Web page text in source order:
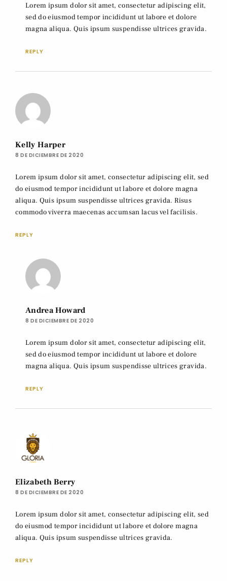
Lorem ipsum dolor sit amet, consectetur adipiscing elit,
sed do eiusmod tempor incididunt ut labore et dolore
magna aliqua. Quis ipsum suspendisse ultrices gravida.
REPLY
Kelly Harper
8 DE DICIEMBRE DE 2020
Lorem ipsum dolor sit amet, consectetur adipiscing elit, sed
do eiusmod tempor incididunt ut labore et dolore magna
aliqua. Quis ipsum suspendisse ultrices gravida. Risus
commodo viverra maecenas accumsan lacus vel facilisis.
REPLY
Andrea Howard
8 DE DICIEMBRE DE 2020
Lorem ipsum dolor sit amet, consectetur adipiscing elit,
sed do eiusmod tempor incididunt ut labore et dolore
magna aliqua. Quis ipsum suspendisse ultrices gravida.
REPLY
Elizabeth Berry
8 DE DICIEMBRE DE 2020
Lorem ipsum dolor sit amet, consectetur adipiscing elit, sed
do eiusmod tempor incididunt ut labore et dolore magna
aliqua. Quis ipsum suspendisse ultrices gravida.
REPLY